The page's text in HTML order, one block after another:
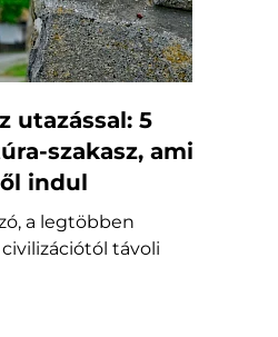
utazással: 5
szakasz, ami
indul
a legtöbben
távoli